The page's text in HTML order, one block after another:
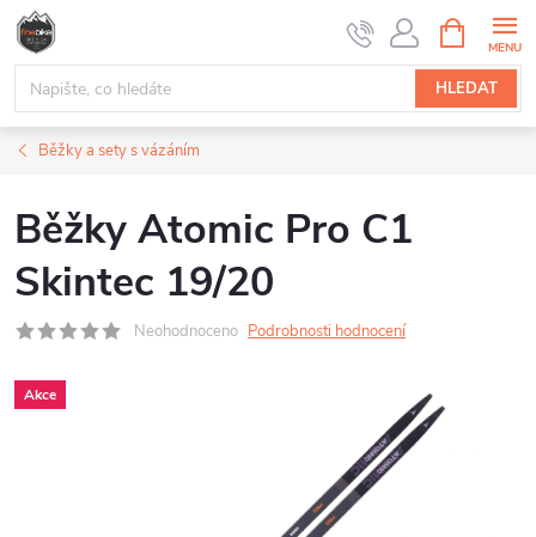
Přejít
obsah
HLEDAT
NÁKUPNÍ
KOŠÍK
Běžky a sety s vázáním
Běžky Atomic Pro C1
Skintec 19/20
Neohodnoceno Podrobnosti hodnocení
Akce